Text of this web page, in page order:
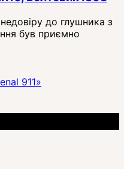
до глушника з
був приємно